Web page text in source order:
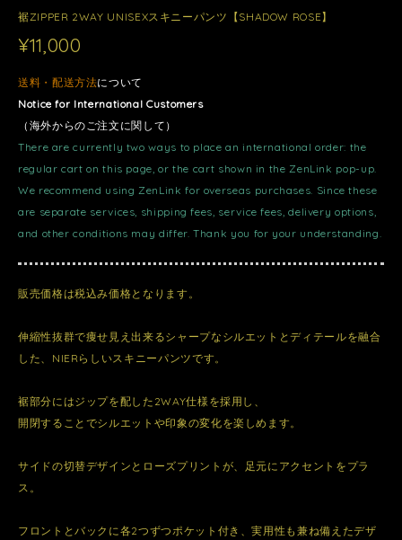
裾ZIPPER 2WAY UNISEXスキニーパンツ【SHADOW ROSE】
¥11,000
送料・配送方法について
Notice for International Customers
（海外からのご注文に関して）
There are currently two ways to place an international order: the
regular cart on this page, or the cart shown in the ZenLink pop-up.
We recommend using ZenLink for overseas purchases. Since these
are separate services, shipping fees, service fees, delivery options,
and other conditions may differ. Thank you for your understanding.
販売価格は税込み価格となります。
伸縮性抜群で痩せ見え出来るシャープなシルエットとディテールを融合
した、NIERらしいスキニーパンツです。
裾部分にはジップを配した2WAY仕様を採用し、
開閉することでシルエットや印象の変化を楽しめます。
サイドの切替デザインとローズプリントが、足元にアクセントをプラ
ス。
フロントとバックに各2つずつポケット付き、実用性も兼ね備えたデザ